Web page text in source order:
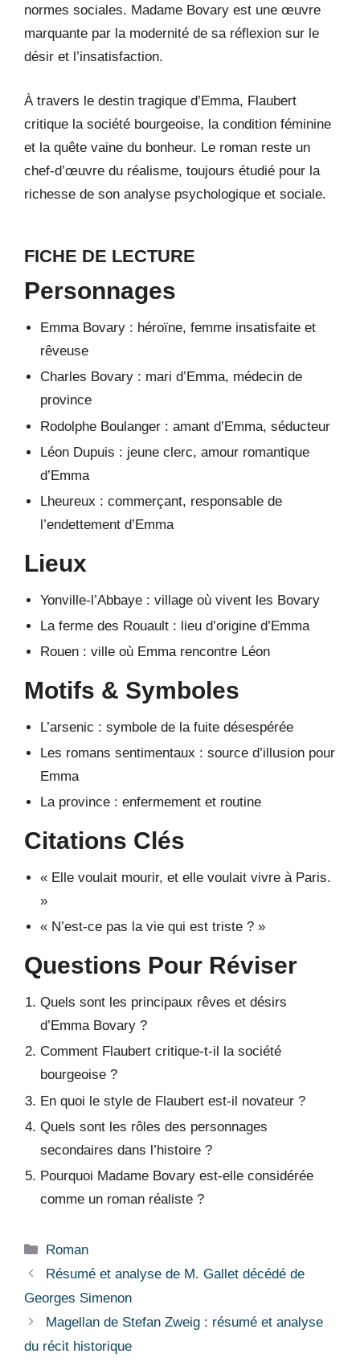
normes sociales. Madame Bovary est une œuvre
marquante par la modernité de sa réflexion sur le
désir et l’insatisfaction.
À travers le destin tragique d’Emma, Flaubert
critique la société bourgeoise, la condition féminine
et la quête vaine du bonheur. Le roman reste un
chef-d’œuvre du réalisme, toujours étudié pour la
richesse de son analyse psychologique et sociale.
FICHE DE LECTURE
Personnages
Emma Bovary : héroïne, femme insatisfaite et
rêveuse
Charles Bovary : mari d’Emma, médecin de
province
Rodolphe Boulanger : amant d’Emma, séducteur
Léon Dupuis : jeune clerc, amour romantique
d’Emma
Lheureux : commerçant, responsable de
l’endettement d’Emma
Lieux
Yonville-l’Abbaye : village où vivent les Bovary
La ferme des Rouault : lieu d’origine d’Emma
Rouen : ville où Emma rencontre Léon
Motifs & Symboles
L’arsenic : symbole de la fuite désespérée
Les romans sentimentaux : source d’illusion pour
Emma
La province : enfermement et routine
Citations Clés
« Elle voulait mourir, et elle voulait vivre à Paris.
»
« N’est-ce pas la vie qui est triste ? »
Questions Pour Réviser
Quels sont les principaux rêves et désirs
d’Emma Bovary ?
Comment Flaubert critique-t-il la société
bourgeoise ?
En quoi le style de Flaubert est-il novateur ?
Quels sont les rôles des personnages
secondaires dans l’histoire ?
Pourquoi Madame Bovary est-elle considérée
comme un roman réaliste ?
Catégories
Roman
Résumé et analyse de M. Gallet décédé de
Georges Simenon
Magellan de Stefan Zweig : résumé et analyse
du récit historique